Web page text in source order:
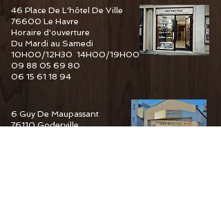
46 Place De L'hôtel De Ville
76600 Le Havre
Horaire d'ouverture
Du Mardi au Samedi
10H00/12H30 14H00/19H00
09 88 05 69 80
06 15 61 18 94
6 Guy De Maupassant
76110 Goderville